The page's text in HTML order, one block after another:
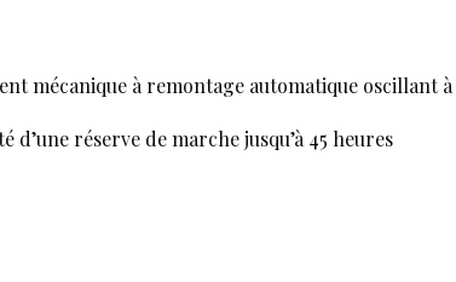
mécanique à remontage automatique oscillant
réserve de marche jusqu’à 45 heures